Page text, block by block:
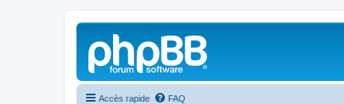
Accès rapide FAQ